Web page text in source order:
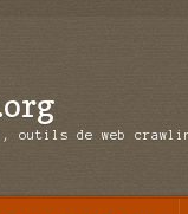
outils de web